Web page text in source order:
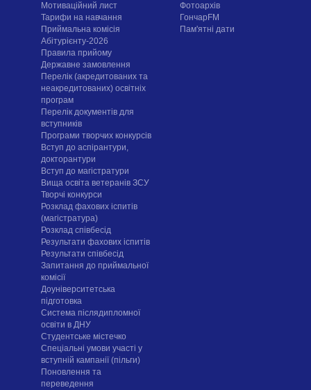
Мотиваційний лист
Тарифи на навчання
Приймальна комісія
Абітурієнту-2026
Правила прийому
Державне замовлення
Перелік (акредитованих та
неакредитованих) освітніх
програм
Перелік документів для
вступників
Програми творчих конкурсiв
Вступ до аспірантури,
докторантури
Вступ до магістратури
Вища освіта ветеранів ЗСУ
Творчі конкурси
Розклад фахових іспитів
(магістратура)
Розклад співбесід
Результати фахових іспитів
Результати співбесід
Запитання до приймальної
комісії
Доуніверситетська
підготовка
Система післядипломної
освіти в ДНУ
Cтудентське містечко
Спеціальні умови участі у
вступній кампанії (пільги)
Поновлення та
переведення
Фотоархів
ГончарFM
Пам'ятні дати